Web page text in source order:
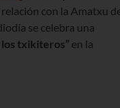
con la Amatxu
se celebra una
los txikiteros” en la